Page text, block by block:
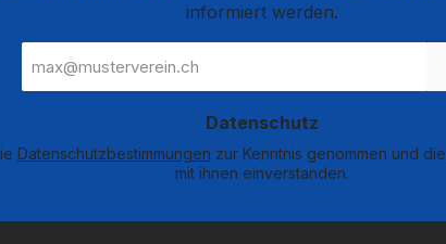
informiert werden.
Mail-
Adresse
Datenschutz
Datenschutzbestimmungen zur Kenntnis genommen und die
mit ihnen einverstanden.